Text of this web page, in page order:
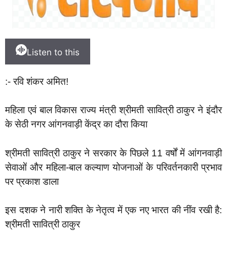
Listen to this
:- रवि शंकर अमित!
महिला एवं बाल विकास राज्य मंत्री श्रीमती सावित्री ठाकुर ने इंदौर
के सेठी नगर आंगनवाड़ी केंद्र का दौरा किया
श्रीमती सावित्री ठाकुर ने सरकार के पिछले 11 वर्षों में आंगनवाड़ी
सेवाओं और महिला-बाल कल्याण योजनाओं के परिवर्तनकारी प्रभाव
पर प्रकाश डाला
इस दशक ने नारी शक्ति के नेतृत्व में एक नए भारत की नींव रखी है:
श्रीमती सावित्री ठाकुर